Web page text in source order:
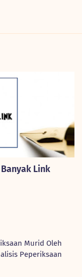
Link
Murid Oleh
Peperiksaan